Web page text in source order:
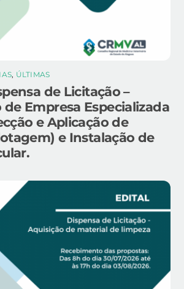
, ÚLTIMAS
de Licitação –
Empresa Especializada
e Aplicação de
e Instalação de